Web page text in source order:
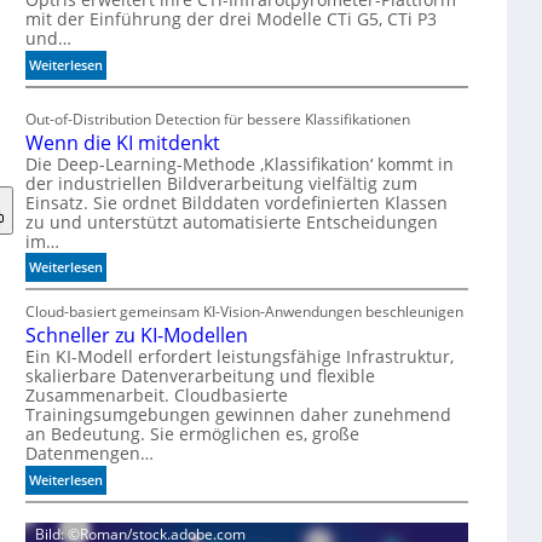
e
l
a
d
e
n
mit der Einführung der drei Modelle CTi G5, CTi P3
und…
Weiterlesen:
S
e
z
i
a
l
i
t
e
I
R
-
S
e
n
s
Out-of-Distribution Detection für bessere Klassifikationen
Wenn die KI mitdenkt
Die Deep-Learning-Methode ‚Klassifikation‘ kommt in
der industriellen Bildverarbeitung vielfältig zum
Einsatz. Sie ordnet Bilddaten vordefinierten Klassen
zu und unterstützt automatisierte Entscheidungen
im…
Weiterlesen:
W
e
n
n
d
i
e
K
I
m
i
t
Cloud-basiert gemeinsam KI-Vision-Anwendungen beschleunigen
Schneller zu KI-Modellen
Ein KI-Modell erfordert leistungsfähige Infrastruktur,
skalierbare Datenverarbeitung und flexible
Zusammenarbeit. Cloudbasierte
Trainingsumgebungen gewinnen daher zunehmend
an Bedeutung. Sie ermöglichen es, große
Datenmengen…
Weiterlesen:
S
c
Bild: ©Roman/stock.adobe.com